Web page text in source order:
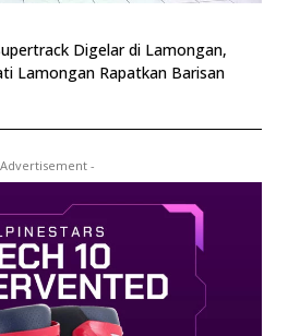
Digelar di Lamongan,
Lamongan Rapatkan Barisan
-